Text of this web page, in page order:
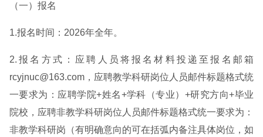
（一）报名
1.报名时间：2026年全年。
2.报名方式：应聘人员将报名材料投递至报名邮箱
rcyjnuc@163.com，应聘教学科研岗位人员邮件标题格式统
一要求为：应聘学院+姓名+学科（专业）+研究方向+毕业
院校，应聘非教学科研岗位人员邮件标题格式统一要求为：
非教学科研岗（有明确意向的可在括弧内备注具体岗位，如